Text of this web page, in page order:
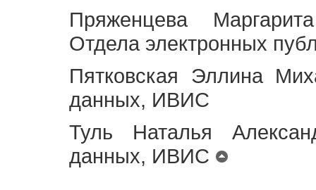
Пряженцева
Отдела электронных
Пятковская Эллина
данных, ИВИС
Туль Наталья
данных, ИВИС